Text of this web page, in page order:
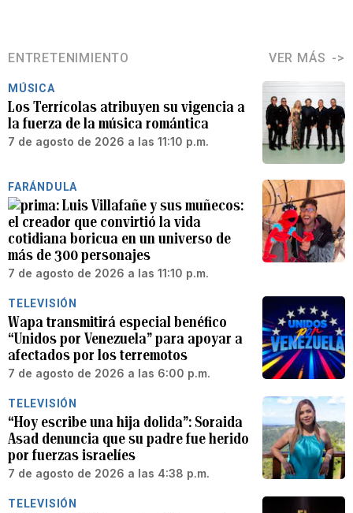
ENTRETENIMIENTO VER MÁS
MÚSICA
Los Terrícolas atribuyen su vigencia a
la fuerza de la música romántica
7 de agosto de 2026 a las 11:10 p.m.
FARÁNDULA
Luis Villafañe y sus muñecos:
el creador que convirtió la vida
cotidiana boricua en un universo de
más de 300 personajes
7 de agosto de 2026 a las 11:10 p.m.
TELEVISIÓN
Wapa transmitirá especial benéfico
“Unidos por Venezuela” para apoyar a
afectados por los terremotos
7 de agosto de 2026 a las 6:00 p.m.
TELEVISIÓN
“Hoy escribe una hija dolida”: Soraida
Asad denuncia que su padre fue herido
por fuerzas israelíes
7 de agosto de 2026 a las 4:38 p.m.
TELEVISIÓN